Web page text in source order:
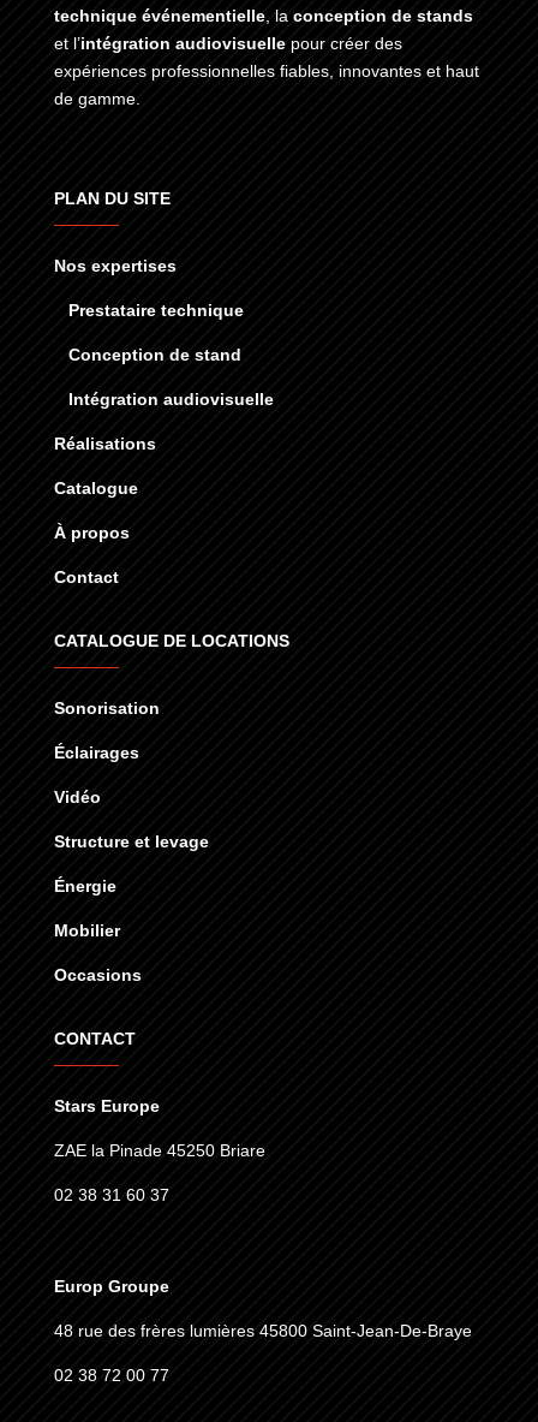
technique événementielle, la conception de stands
et l’intégration audiovisuellepour créer des
expériences professionnelles fiables, innovantes et haut
de gamme.
PLAN DU SITE
Nos expertises
Prestataire technique
Conception de stand
Intégration audiovisuelle
Réalisations
Catalogue
À propos
Contact
CATALOGUE DE LOCATIONS
Sonorisation
Éclairages
Vidéo
Structure et levage
Énergie
Mobilier
Occasions
CONTACT
Stars Europe
ZAE la Pinade 45250 Briare
02 38 31 60 37
Europ Groupe
48 rue des frères lumières 45800 Saint-Jean-De-Braye
02 38 72 00 77